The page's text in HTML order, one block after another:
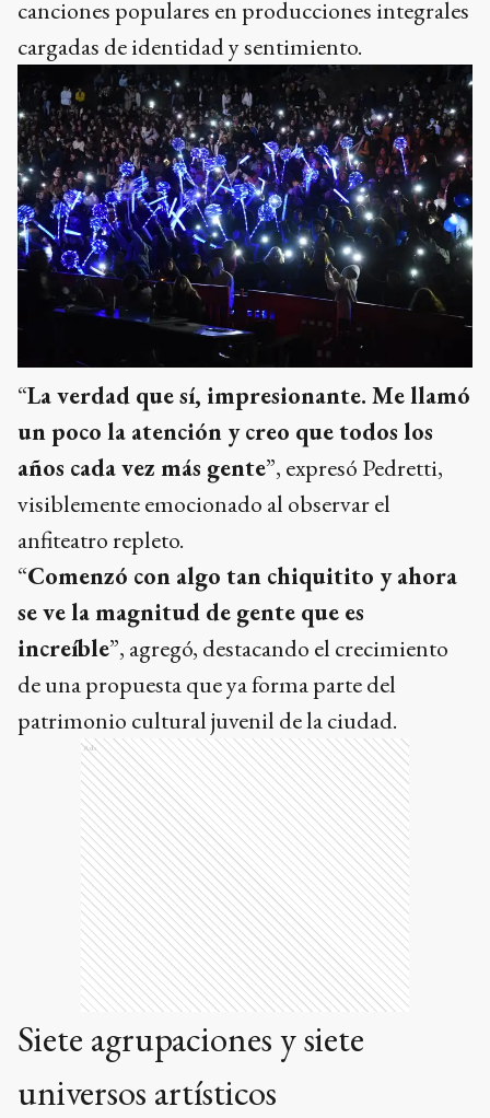
canciones populares en producciones integrales
cargadas de identidad y sentimiento.
“La verdad que sí, impresionante. Me llamó
un poco la atención y creo que todos los
años cada vez más gente”, expresó Pedretti,
visiblemente emocionado al observar el
anfiteatro repleto.
“Comenzó con algo tan chiquitito y ahora
se ve la magnitud de gente que es
increíble”, agregó, destacando el crecimiento
de una propuesta que ya forma parte del
patrimonio cultural juvenil de la ciudad.
Ads
Siete agrupaciones y siete
universos artísticos